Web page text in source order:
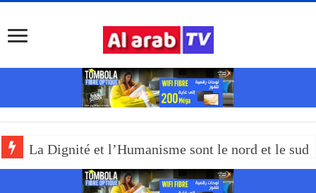
La Dignité et l’Humanisme sont le nord et le